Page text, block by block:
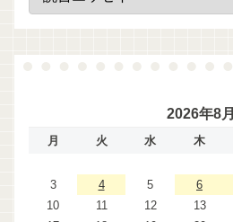
2026年8月
月 火 水 木
3
4 5 6
10
11 12 13